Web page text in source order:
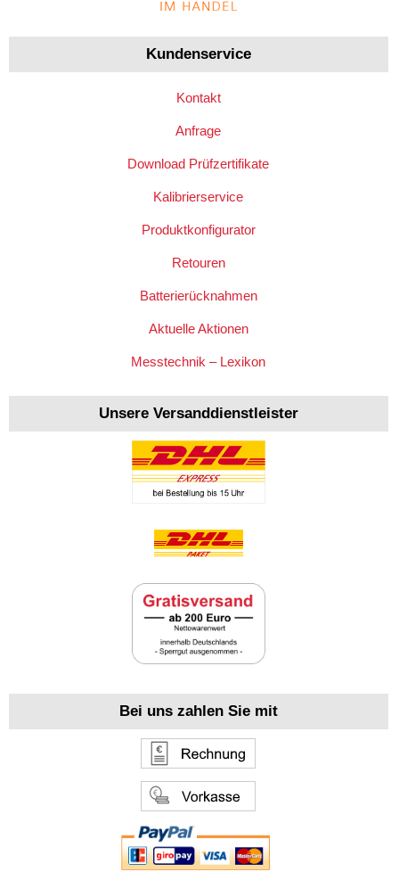
Kundenservice
Kontakt
Anfrage
Download Prüfzertifikate
Kalibrierservice
Produktkonfigurator
Retouren
Batterierücknahmen
Aktuelle Aktionen
Messtechnik – Lexikon
Unsere Versanddienstleister
Bei uns zahlen Sie mit